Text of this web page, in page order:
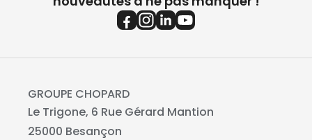
GROUPE CHOPARD
Le Trigone, 6 Rue Gérard Mantion
25000 Besançon